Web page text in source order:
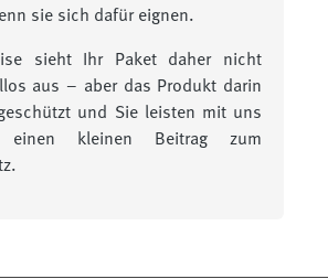
sie sich dafür eignen.
sieht Ihr Paket daher nicht
aus – aber das Produkt darin
und Sie leisten mit uns
einen kleinen Beitrag zum